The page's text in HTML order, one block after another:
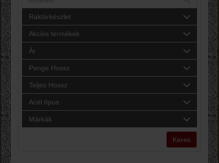
Raktárkészlet
Akciós termékek
Ár
Penge Hossz
Teljes Hossz
Acél típus
Márkák
Keres